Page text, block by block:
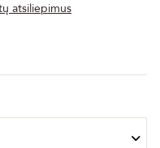
atsiliepimus